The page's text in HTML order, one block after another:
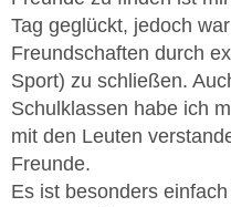
Tag geglückt, jedoch
Freundschaften durch
Sport) zu schließen.
Schulklassen habe ich
mit den Leuten
Freunde.
Es ist besonders